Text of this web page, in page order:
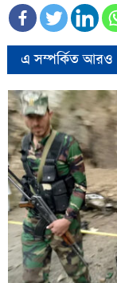
এ সম্পর্কিত